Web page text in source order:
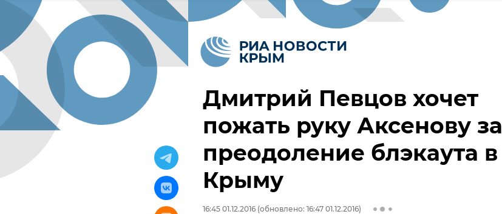
Дмитрий Певцов хочет
пожать руку Аксенову за
преодоление блэкаута в
Крыму
16:45 01.12.2016 (обновлено: 16:47 01.12.2016)